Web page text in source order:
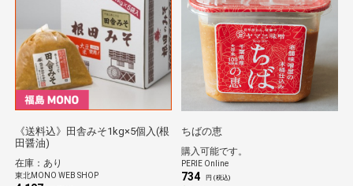
《送料込》田舎みそ1kg×5個入(根
田醤油)
在庫：あり
東北MONO WEB SHOP
ちばの恵
購入可能です。
PERIE Online
734 円 (税込)